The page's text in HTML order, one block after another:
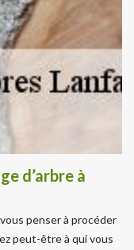
d’arbre à
penser à procéder
peut-être à qui vous